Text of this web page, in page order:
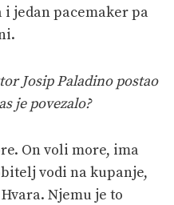
i jedan pacemaker pa
Josip Paladino postao
je povezalo?
On voli more, ima
vodi na kupanje,
Njemu je to